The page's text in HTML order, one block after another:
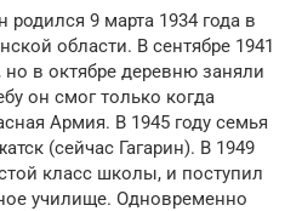
родился 9 марта 1934 года в
области. В сентябре 1941
в октябре деревню заняли
он смог только когда
Армия. В 1945 году семья
(сейчас Гагарин). В 1949
класс школы, и поступил
училище. Одновременно